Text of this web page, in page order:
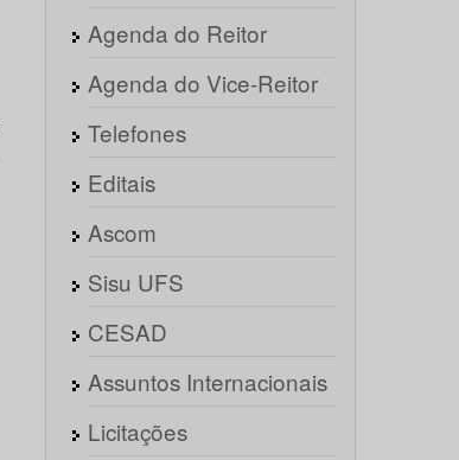
Agenda do Reitor
Agenda do Vice-Reitor
Telefones
Editais
Ascom
Sisu UFS
CESAD
Assuntos Internacionais
Licitações